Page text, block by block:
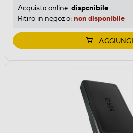
Acquisto online: disponibile
Ritiro in negozio: non disponibile
AGGIUNGI